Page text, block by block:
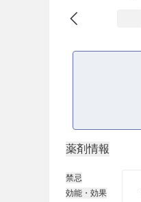
薬剤情報
禁忌
効能・効果